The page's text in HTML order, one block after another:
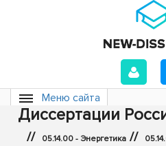
Меню сайта
Диссертации
// 05.14.00 - Энергетика //